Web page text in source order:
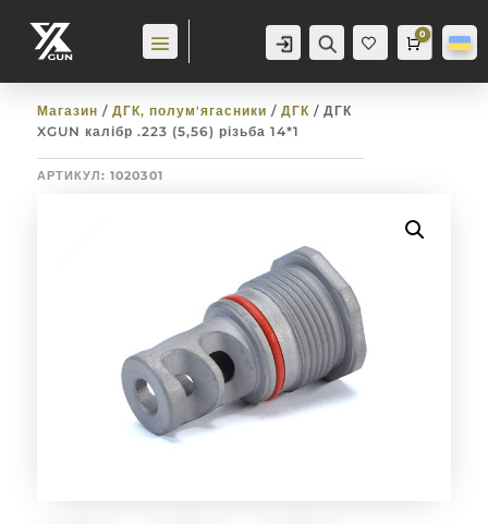
Аккаунт Пошук
Баж
анн
Cart
0
0,0грн
Магазин / ДГК, полум'ягасники / ДГК / ДГК
XGUN калібр .223 (5,56) різьба 14*1
АРТИКУЛ: 1020301